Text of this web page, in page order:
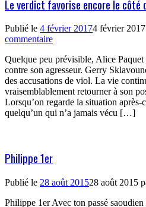
Le verdict favorise encore le côté
Publié le 4 février 20174 février 2017
commentaire
Quelque peu prévisible, Alice Paquet
contre son agresseur. Gerry
des accusations de viol. La vie
vraisemblablement retourner à son
Lorsqu’on regarde la situation
quelqu’un qui n’a jamais vécu […]
Philippe 1er
Publié le 28 août 201528 août 2015
Philippe 1er Avec ton passé